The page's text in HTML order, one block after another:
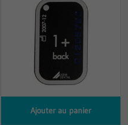
Ajouter au panier